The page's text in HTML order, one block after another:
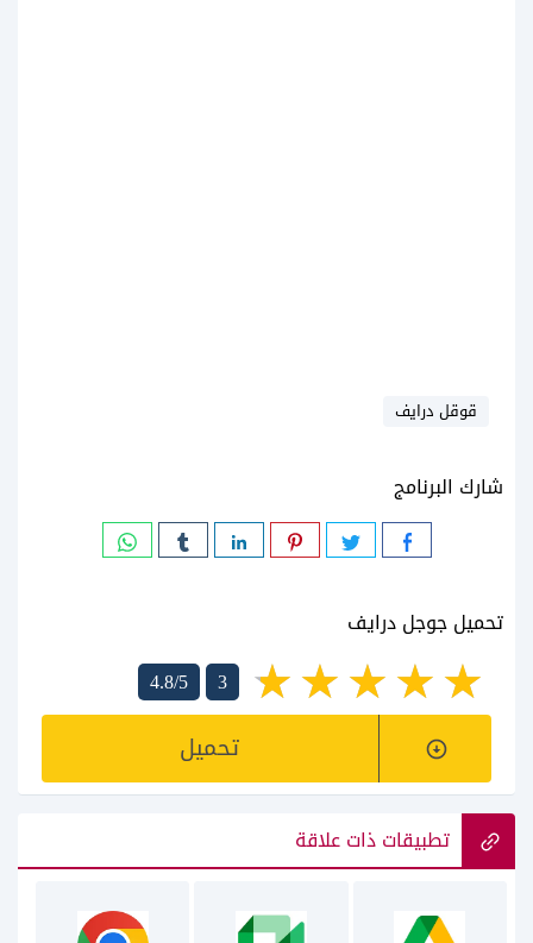
قوقل درايف
شارك البرنامج
تحميل جوجل درايف
4.8/5
3
تحميل
تطبيقات ذات علاقة